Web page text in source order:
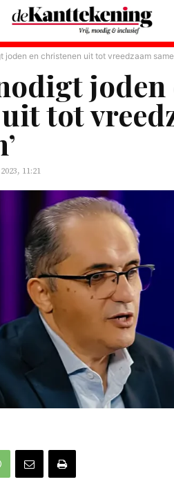
joden en christenen uit tot vreedzaam
joden
tot
11:21